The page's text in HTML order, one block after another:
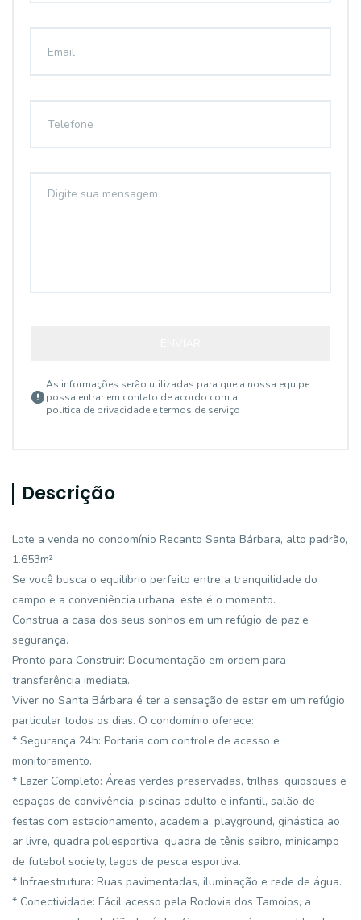
As informações serão utilizadas para que a nossa equipe
possa entrar em contato de acordo com a
política de privacidade e termos de serviço
Descrição
Lote a venda no condomínio Recanto Santa Bárbara, alto padrão,
1.653m²
Se você busca o equilíbrio perfeito entre a tranquilidade do
campo e a conveniência urbana, este é o momento.
Construa a casa dos seus sonhos em um refúgio de paz e
segurança.
Pronto para Construir: Documentação em ordem para
transferência imediata.
Viver no Santa Bárbara é ter a sensação de estar em um refúgio
particular todos os dias. O condomínio oferece:
* Segurança 24h: Portaria com controle de acesso e
monitoramento.
* Lazer Completo: Áreas verdes preservadas, trilhas, quiosques e
espaços de convivência, piscinas adulto e infantil, salão de
festas com estacionamento, academia, playground, ginástica ao
ar livre, quadra poliesportiva, quadra de tênis saibro, minicampo
de futebol society, lagos de pesca esportiva.
* Infraestrutura: Ruas pavimentadas, iluminação e rede de água.
* Conectividade: Fácil acesso pela Rodovia dos Tamoios, a